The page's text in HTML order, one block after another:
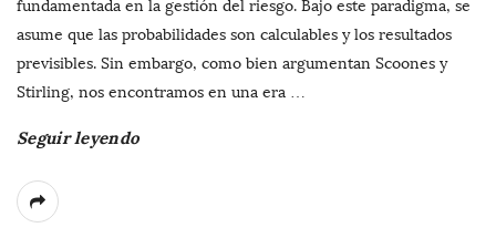
fundamentada en la gestión del riesgo. Bajo este paradigma, se
asume que las probabilidades son calculables y los resultados
previsibles. Sin embargo, como bien argumentan Scoones y
Stirling, nos encontramos en una era …
Seguir leyendo